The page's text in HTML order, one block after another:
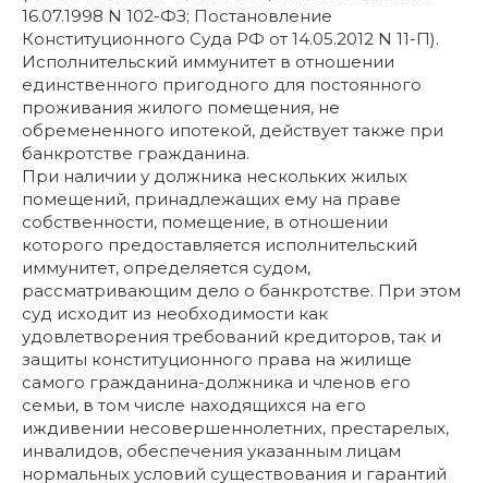
16.07.1998 N 102-ФЗ; Постановление
Конституционного Суда РФ от 14.05.2012 N 11-П).
Исполнительский иммунитет в отношении
единственного пригодного для постоянного
проживания жилого помещения, не
обремененного ипотекой, действует также при
банкротстве гражданина.
При наличии у должника нескольких жилых
помещений, принадлежащих ему на праве
собственности, помещение, в отношении
которого предоставляется исполнительский
иммунитет, определяется судом,
рассматривающим дело о банкротстве. При этом
суд исходит из необходимости как
удовлетворения требований кредиторов, так и
защиты конституционного права на жилище
самого гражданина-должника и членов его
семьи, в том числе находящихся на его
иждивении несовершеннолетних, престарелых,
инвалидов, обеспечения указанным лицам
нормальных условий существования и гарантий